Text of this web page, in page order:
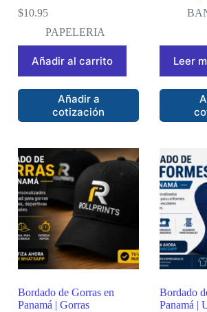
$10.95
PAPELERIA
Añadir al carrito
Añadir a
cotización
Leer
Bordado de Gorras en
Panamá | Gorras
Bordado
Panamá |